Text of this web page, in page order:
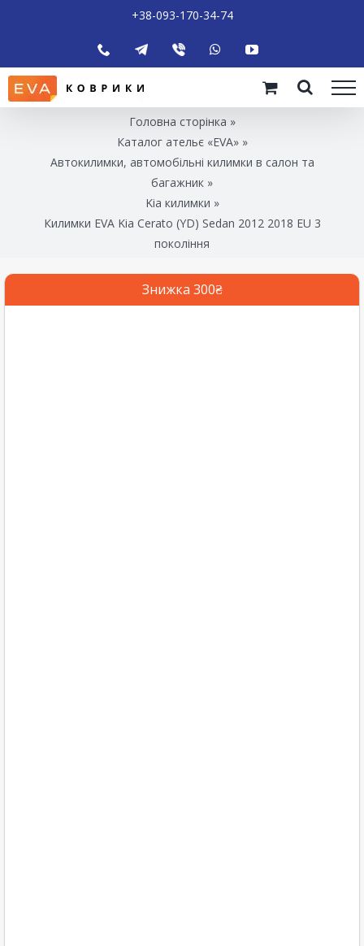
+38-093-170-34-74
Головна сторінка »
Каталог ательє «EVA»»
Автокилимки, автомобільні килимки в салон та
багажник »
Kia килимки »
Килимки EVA Kia Cerato (YD) Sedan 2012 2018 EU 3
покоління
Знижка 300₴